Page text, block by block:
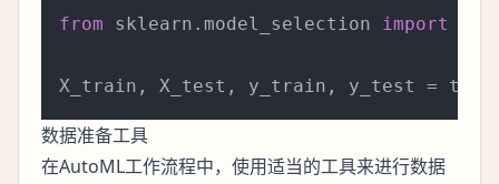
from sklearn.model_selection import
X_train, X_test, y_train, y_test =
数据准备工具
在AutoML工作流程中，使用适当的工具来进行数据